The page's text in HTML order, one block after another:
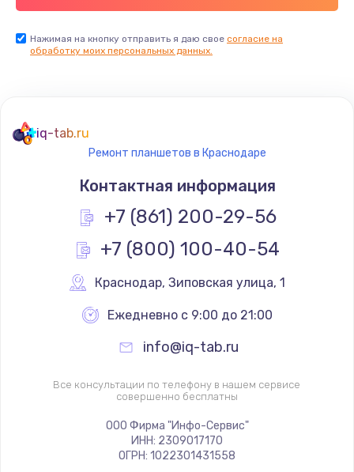
Нажимая на кнопку отправить я даю свое согласие на
обработку моих персональных данных.
iq-tab.ru
Ремонт планшетов в Краснодаре
Контактная информация
+7 (861) 200-29-56
+7 (800) 100-40-54
Краснодар, Зиповская улица, 1
Ежедневно с 9:00 до 21:00
info@iq-tab.ru
Все консультации по телефону в нашем сервисе
совершенно бесплатны
ООО Фирма "Инфо-Сервис"
ИНН: 2309017170
ОГРН: 1022301431558